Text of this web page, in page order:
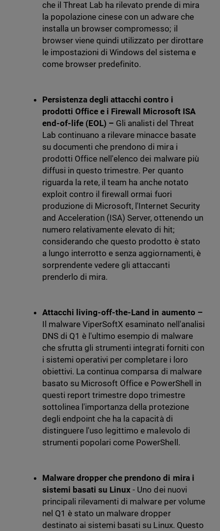
che il Threat Lab ha rilevato prende di mira
la popolazione cinese con un adware che
installa un browser compromesso; il
browser viene quindi utilizzato per dirottare
le impostazioni di Windows del sistema e
come browser predefinito.
Persistenza degli attacchi contro i
prodotti Office e i Firewall Microsoft ISA
end-of-life (EOL) – Gli analisti del Threat
Lab continuano a rilevare minacce basate
su documenti che prendono di mira i
prodotti Office nell'elenco dei malware più
diffusi in questo trimestre. Per quanto
riguarda la rete, il team ha anche notato
exploit contro il firewall ormai fuori
produzione di Microsoft, l'Internet Security
and Acceleration (ISA) Server, ottenendo un
numero relativamente elevato di hit;
considerando che questo prodotto è stato
a lungo interrotto e senza aggiornamenti, è
sorprendente vedere gli attaccanti
prenderlo di mira.
Attacchi living-off-the-Land in aumento –
Il malware ViperSoftX esaminato nell'analisi
DNS di Q1 è l'ultimo esempio di malware
che sfrutta gli strumenti integrati forniti con
i sistemi operativi per completare i loro
obiettivi. La continua comparsa di malware
basato su Microsoft Office e PowerShell in
questi report trimestre dopo trimestre
sottolinea l'importanza della protezione
degli endpoint che ha la capacità di
distinguere l'uso legittimo e malevolo di
strumenti popolari come PowerShell.
Malware dropper che prendono di mira i
sistemi basati su Linux- Uno dei nuovi
principali rilevamenti di malware per volume
nel Q1 è stato un malware dropper
destinato ai sistemi basati su Linux. Questo